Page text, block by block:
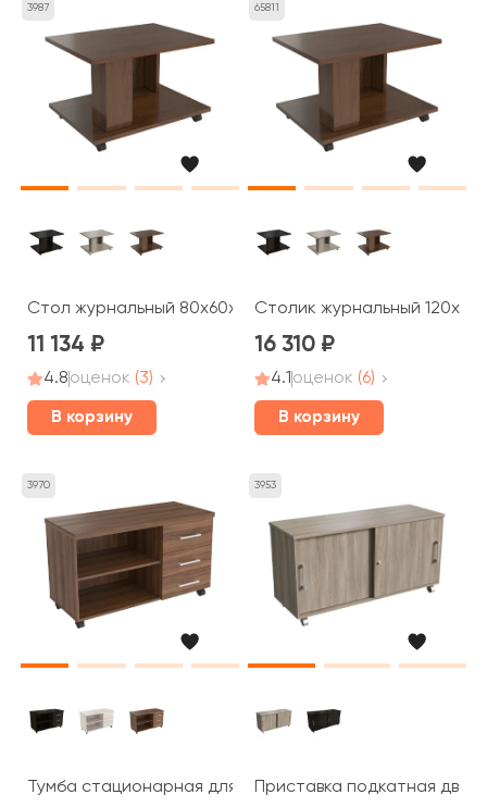
3987
Стол журнальный 80x60x50 Blackwood, Belfast
11 134
4.8оценок (3)
В корзину
65811
Столик журнальный
16 310
4.1 оценок (6)
В корзину
3970
Тумба стационарная для оргтехники, 3 ящика
3953
Приставка подкатная